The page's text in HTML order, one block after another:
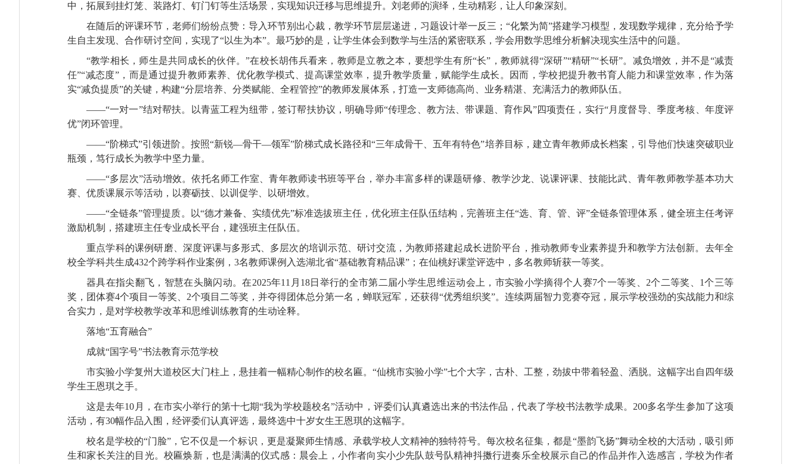
中，拓展到挂灯笼、装路灯、钉门钉等生活场景，实现知识迁移与思维提升。刘老师的演绎，生动精彩，让人印象深刻。
在随后的评课环节，老师们纷纷点赞：导入环节别出心裁，教学环节层层递进，习题设计举一反三；“化繁为简”搭建学习模型，发现数学规律，充分给予学
生自主发现、合作研讨空间，实现了“以生为本”。最巧妙的是，让学生体会到数学与生活的紧密联系，学会用数学思维分析解决现实生活中的问题。
“教学相长，师生是共同成长的伙伴。”在校长胡伟兵看来，教师是立教之本，要想学生有所“长”，教师就得“深研”“精研”“长研”。减负增效，并不是“减责
任”“减态度”，而是通过提升教师素养、优化教学模式、提高课堂效率，提升教学质量，赋能学生成长。因而，学校把提升教书育人能力和课堂效率，作为落
实“减负提质”的关键，构建“分层培养、分类赋能、全程管控”的教师发展体系，打造一支师德高尚、业务精湛、充满活力的教师队伍。
——“一对一”结对帮扶。以青蓝工程为纽带，签订帮扶协议，明确导师“传理念、教方法、带课题、育作风”四项责任，实行“月度督导、季度考核、年度评
优”闭环管理。
——“阶梯式”引领进阶。按照“新锐—骨干—领军”阶梯式成长路径和“三年成骨干、五年有特色”培养目标，建立青年教师成长档案，引导他们快速突破职业
瓶颈，笃行成长为教学中坚力量。
——“多层次”活动增效。依托名师工作室、青年教师读书班等平台，举办丰富多样的课题研修、教学沙龙、说课评课、技能比武、青年教师教学基本功大
赛、优质课展示等活动，以赛砺技、以训促学、以研增效。
——“全链条”管理提质。以“德才兼备、实绩优先”标准选拔班主任，优化班主任队伍结构，完善班主任“选、育、管、评”全链条管理体系，健全班主任考评
激励机制，搭建班主任专业成长平台，建强班主任队伍。
重点学科的课例研磨、深度评课与多形式、多层次的培训示范、研讨交流，为教师搭建起成长进阶平台，推动教师专业素养提升和教学方法创新。去年全
校全学科共生成432个跨学科作业案例，3名教师课例入选湖北省“基础教育精品课”；在仙桃好课堂评选中，多名教师斩获一等奖。
器具在指尖翻飞，智慧在头脑闪动。在2025年11月18日举行的全市第二届小学生思维运动会上，市实验小学摘得个人赛7个一等奖、2个二等奖、1个三等
奖，团体赛4个项目一等奖、2个项目二等奖，并夺得团体总分第一名，蝉联冠军，还获得“优秀组织奖”。连续两届智力竞赛夺冠，展示学校强劲的实战能力和综
合实力，是对学校教学改革和思维训练教育的生动诠释。
落地“五育融合”
成就“国字号”书法教育示范学校
市实验小学复州大道校区大门柱上，悬挂着一幅精心制作的校名匾。“仙桃市实验小学”七个大字，古朴、工整，劲拔中带着轻盈、洒脱。这幅字出自四年级
学生王恩琪之手。
这是去年10月，在市实小举行的第十七期“我为学校题校名”活动中，评委们认真遴选出来的书法作品，代表了学校书法教学成果。200多名学生参加了这项
活动，有30幅作品入围，经评委们认真评选，最终选中十岁女生王恩琪的这幅字。
校名是学校的“门脸”，它不仅是一个标识，更是凝聚师生情感、承载学校人文精神的独特符号。每次校名征集，都是“墨韵飞扬”舞动全校的大活动，吸引师
生和家长关注的目光。校匾焕新，也是满满的仪式感：晨会上，小作者向实小少先队鼓号队精神抖擞行进奏乐全校展示自己的作品并作入选感言，学校为作者